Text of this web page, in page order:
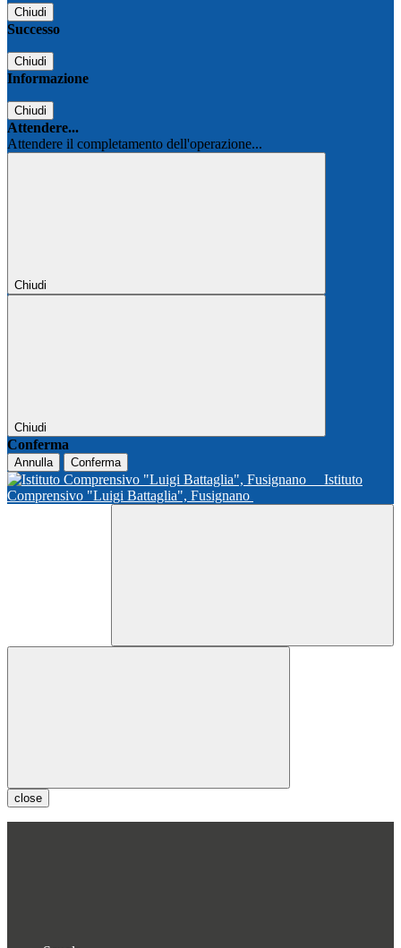
Chiudi
Successo
Chiudi
Informazione
Chiudi
Attendere...
Attendere il completamento dell'operazione...
Chiudi
Chiudi
Conferma
Annulla Conferma
Istituto
Comprensivo "Luigi Battaglia", Fusignano
close